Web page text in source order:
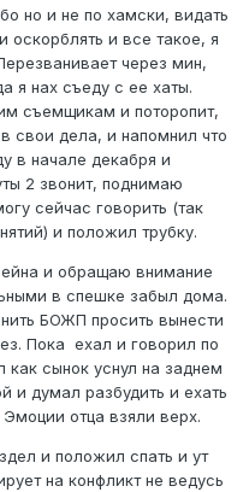
но и не по хамски, видать
и все такое, я
через мин,
я нах съеду с ее хаты.
съемщикам и поторопит,
свои дела, и напомнил что
в начале декабря и
2 звонит, поднимаю
сейчас говорить (так
и положил трубку.
и обращаю внимание
в спешке забыл дома.
БОЖП просить вынести
Пока ехал и говорил по
как сынок уснул на заднем
и думал разбудить и ехать
отца взяли верх.
и положил спать и ут
на конфликт не ведусь